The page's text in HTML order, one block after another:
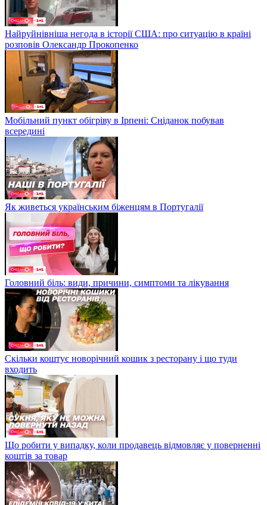
Найруйнівніша негода в історії США: про ситуацію в країні
розповів Олександр Прокопенко
Мобільний пункт обігріву в Ірпені: Сніданок побував
всередині
Як живеться українським біженцям в Португалії
Головний біль: види, причини, симптоми та лікування
Скільки коштує новорічний кошик з ресторану і що туди
входить
Що робити у випадку, коли продавець відмовляє у поверненні
коштів за товар